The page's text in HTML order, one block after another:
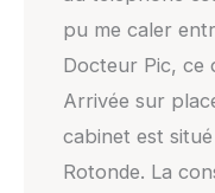
pu me caler
Docteur Pic, ce
Arrivée sur
cabinet est
Rotonde. La